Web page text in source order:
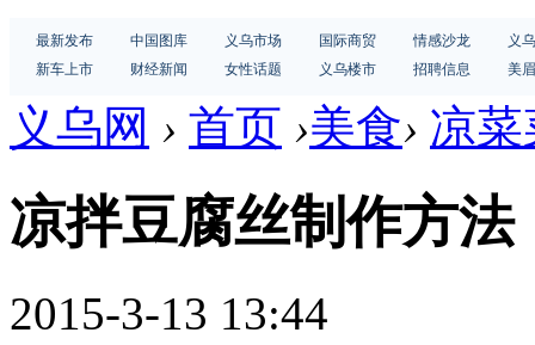
最新发布 中国图库 义乌市场 国际商贸 情感沙龙
义
新车上市
财经新闻 女性话题 义乌楼市 招聘信息 美
义乌网 › 首页 ›美食› 凉
凉拌豆腐丝制作方法
2015-3-13 13:44